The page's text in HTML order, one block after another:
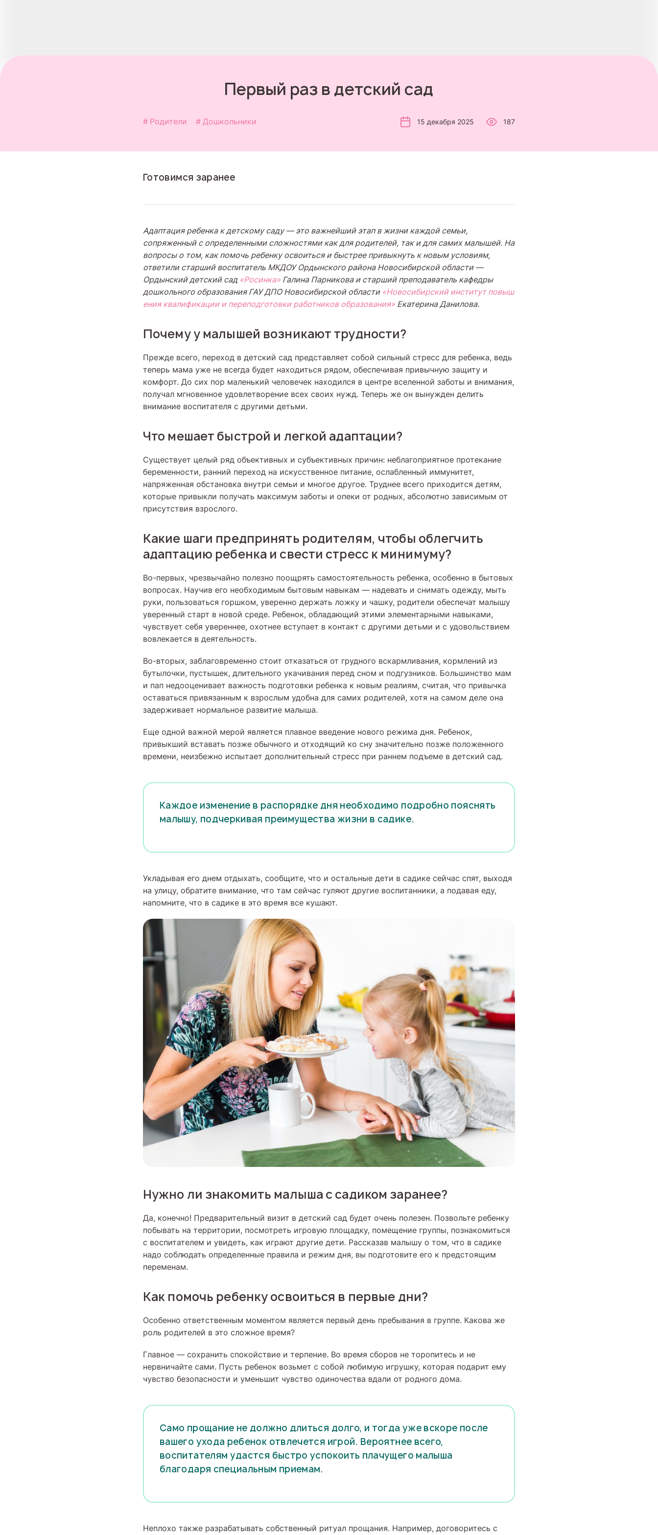
Первый раз в детский сад
Родители Дошкольники 15 декабря 2025 187
Готовимся заранее
Адаптация ребенка к детскому саду — это важнейший этап в жизни каждой семьи,
сопряженный с определенными сложностями как для родителей, так и для самих малышей. На
вопросы о том, как помочь ребенку освоиться и быстрее привыкнуть к новым условиям,
ответили старший воспитатель МКДОУ Ордынского района Новосибирской области—
Ордынский детский сад «Росинка» Галина Парникова и старший преподаватель кафедры
дошкольного образования ГАУ ДПО Новосибирской области «Новосибирский институт повыш
ения квалификации и переподготовки работников образования» Екатерина Данилова.
Почему у малышей возникают трудности?
Прежде всего, переход в детский сад представляет собой сильный стресс для ребенка, ведь
теперь мама уже не всегда будет находиться рядом, обеспечивая привычную защиту и
комфорт. До сих пор маленький человечек находился в центре вселенной заботы и внимания,
получал мгновенное удовлетворение всех своих нужд. Теперь же он вынужден делить
внимание воспитателя с другими детьми.
Что мешает быстрой и легкой адаптации?
Существует целый ряд объективных и субъективных причин: неблагоприятное протекание
беременности, ранний переход на искусственное питание, ослабленный иммунитет,
напряженная обстановка внутри семьи и многое другое. Труднее всего приходится детям,
которые привыкли получать максимум заботы и опеки от родных, абсолютно зависимым от
присутствия взрослого.
Какие шаги предпринять родителям, чтобы облегчить
адаптацию ребенка и свести стресс к минимуму?
Во-первых, чрезвычайно полезно поощрять самостоятельность ребенка, особенно в бытовых
вопросах. Научив его необходимым бытовым навыкам — надевать и снимать одежду, мыть
руки, пользоваться горшком, уверенно держать ложку и чашку, родители обеспечат малышу
уверенный старт в новой среде. Ребенок, обладающий этими элементарными навыками,
чувствует себя увереннее, охотнее вступает в контакт с другими детьми и с удовольствием
вовлекается в деятельность.
Во-вторых, заблаговременно стоит отказаться от грудного вскармливания, кормлений из
бутылочки, пустышек, длительного укачивания перед сном и подгузников. Большинство мам
и пап недооценивает важность подготовки ребенка к новым реалиям, считая, что привычка
оставаться привязанным к взрослым удобна для самих родителей, хотя на самом деле она
задерживает нормальное развитие малыша.
Еще одной важной мерой является плавное введение нового режима дня. Ребенок,
привыкший вставать позже обычного и отходящий ко сну значительно позже положенного
времени, неизбежно испытает дополнительный стресс при раннем подъеме в детский сад.
Каждое изменение в распорядке дня необходимо подробно пояснять
малышу, подчеркивая преимущества жизни в садике.
Укладывая его днем отдыхать, сообщите, что и остальные дети в садике сейчас спят, выходя
на улицу, обратите внимание, что там сейчас гуляют другие воспитанники, а подавая еду,
напомните, что в садике в это время все кушают.
Нужно ли знакомить малыша с садиком заранее?
Да, конечно! Предварительный визит в детский сад будет очень полезен. Позвольте ребенку
побывать на территории, посмотреть игровую площадку, помещение группы, познакомиться
с воспитателем и увидеть, как играют другие дети. Рассказав малышу о том, что в садике
надо соблюдать определенные правила и режим дня, вы подготовите его к предстоящим
переменам.
Как помочь ребенку освоиться в первые дни?
Особенно ответственным моментом является первый день пребывания в группе. Какова же
роль родителей в это сложное время?
Главное — сохранить спокойствие и терпение. Во время сборов не торопитесь и не
нервничайте сами. Пусть ребенок возьмет с собой любимую игрушку, которая подарит ему
чувство безопасности и уменьшит чувство одиночества вдали от родного дома.
Само прощание не должно длиться долго, и тогда уже вскоре после
вашего ухода ребенок отвлечется игрой. Вероятнее всего,
воспитателям удастся быстро успокоить плачущего малыша
благодаря специальным приемам.
Неплохо также разрабатывать собственный ритуал прощания. Например, договоритесь с